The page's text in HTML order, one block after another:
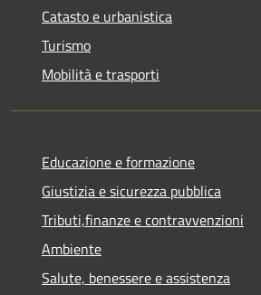
Catasto e urbanistica
Turismo
Mobilità e trasporti
Educazione e formazione
Giustizia e sicurezza pubblica
Tributi,finanze e contravvenzioni
Ambiente
Salute, benessere e assistenza